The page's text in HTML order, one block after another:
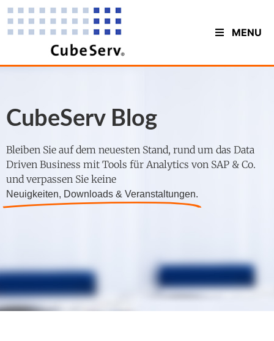
MENU
CubeServ Blog
Bleiben Sie auf dem neuesten Stand, rund um das Data
Driven Business mit Tools für Analytics von SAP & Co.
und verpassen Sie keine
Neuigkeiten, Downloads & Veranstaltungen.